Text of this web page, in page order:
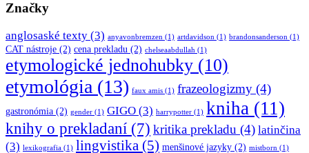
Značky
anglosaské texty (3) anyavonbremzen (1) artdavidson (1) brandonsanderson (1)
CAT nástroje (2) cena prekladu (2) chelseaabdullah (1)
etymologické jednohubky (10)
etymológia (13) faux amis (1) frazeologizmy (4)
gastronómia (2) gender (1) GIGO (3) harrypotter (1) kniha (11)
knihy o prekladaní (7) kritika prekladu (4) latinčina
(3) lexikografia (1) lingvistika (5) menšinové jazyky (2) mistborn (1)